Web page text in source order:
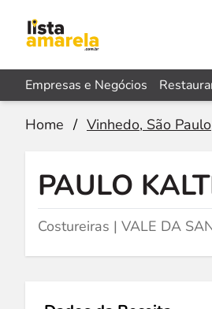
Empresas e Negócios
Home / Vinhedo, São Paulo
PAULO
Costureiras | VALE DA